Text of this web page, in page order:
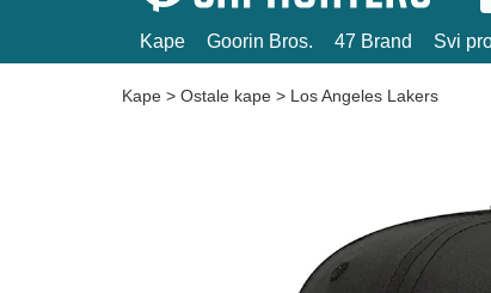
Kape Goorin Bros. 47 Brand Svi
Kape > Ostale kape > Los Angeles Lakers